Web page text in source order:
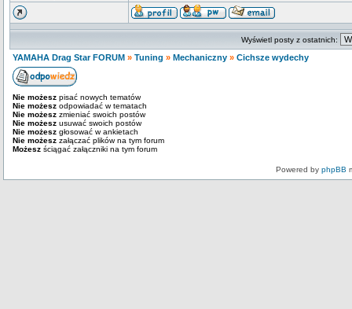
Wyświetl posty z ostatnich:
YAMAHA Drag Star FORUM » Tuning » Mechaniczny » Cichsze wydechy
Nie możesz pisać nowych tematów
Nie możesz odpowiadać w tematach
Nie możesz zmieniać swoich postów
Nie możesz usuwać swoich postów
Nie możesz głosować w ankietach
Nie możesz załączać plików na tym forum
Możesz ściągać załączniki na tym forum
Powered by phpBB